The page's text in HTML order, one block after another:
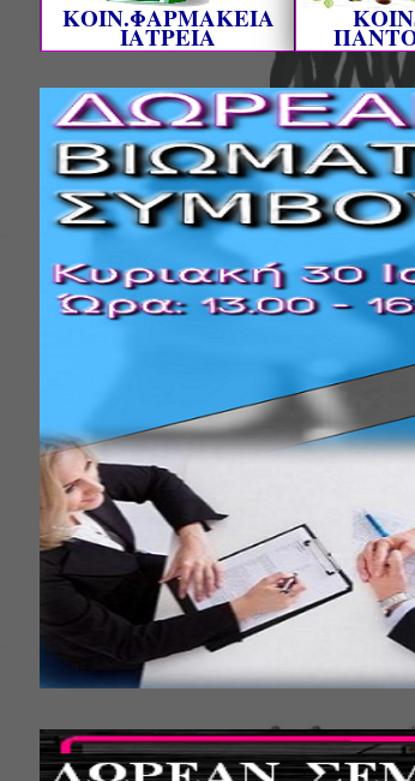
ΚΟΙΝ.ΦΑΡΜΑΚΕΙΑ
ΙΑΤΡΕΙΑ